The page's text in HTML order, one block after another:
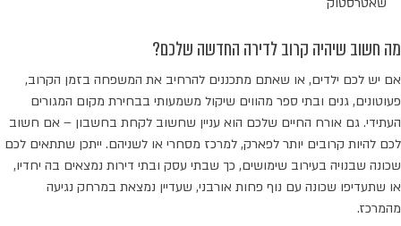
מה חשוב שיהיה קרוב לדירה החדשה שלכם?
אם יש לכם ילדים, או שאתם מתכננים להרחיב את המשפחה בזמן הקרוב,
פעוטונים, גנים ובתי ספר מהווים שיקול משמעותי בבחירת מקום המגורים
העתידי. גם אורח החיים שלכם הוא עניין שחשוב לקחת בחשבון – אם חשוב
לכם להיות קרובים יותר לפארק, למרכז מסחרי או לשניהם. ייתכן שתתאים לכם
שכונה שבנויה בעירוב שימושים, כך שבתי עסק ובתי דירות נמצאים בה יחדיו,
או שתעדיפו שכונה עם נוף פחות אורבני, שעדיין נמצאת במרחק נגיעה
מהמרכז.